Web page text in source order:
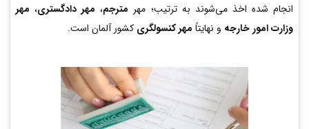
انجام شده اخذ می‌شوند به ترتیب؛ مهر مترجم، مهر دادگستری، مهر
وزارت امور خارجه و نهایتاً مهر کنسولگری کشور آلمان است.